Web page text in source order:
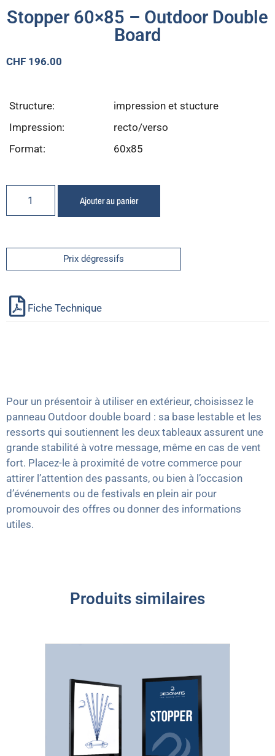
Stopper 60×85 – Outdoor Double
Board
CHF 196.00
Structure:
impression et stucture
Impression:
recto/verso
Format:
60x85
Ajouter au panier
Prix dégressifs
Fiche Technique
Pour un présentoir à utiliser en extérieur, choisissez le
panneau Outdoor double board : sa base lestable et les
ressorts qui soutiennent les deux tableaux assurent une
grande stabilité à votre message, même en cas de vent
fort. Placez-le à proximité de votre commerce pour
attirer l’attention des passants, ou bien à l’occasion
d’événements ou de festivals en plein air pour
promouvoir des offres ou donner des informations
utiles.
Produits similaires